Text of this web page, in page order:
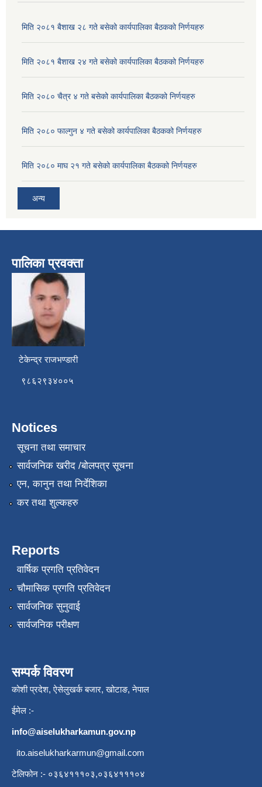
मिति २०८१ बैशाख २८ गते बसेको कार्यपालिका बैठकको निर्णयहरु
मिति २०८१ बैशाख २४ गते बसेको कार्यपालिका बैठकको निर्णयहरु
मिति २०८० चैत्र ४ गते बसेको कार्यपालिका बैठकको निर्णयहरु
मिति २०८० फाल्गुन ४ गते बसेको कार्यपालिका बैठकको निर्णयहरु
मिति २०८० माघ २१ गते बसेको कार्यपालिका बैठकको निर्णयहरु
अन्य
पालिका प्रवक्ता
टेकेन्द्र राजभण्डारी
९८६२९३४००५
Notices
सूचना तथा समाचार
सार्वजनिक खरीद /बोलपत्र सूचना
एन, कानुन तथा निर्देशिका
कर तथा शुल्कहरु
Reports
वार्षिक प्रगति प्रतिवेदन
चौमासिक प्रगति प्रतिवेदन
सार्वजनिक सुनुवाई
सार्वजनिक परीक्षण
सम्पर्क विवरण
कोशी प्रदेश, ऐसेलुखर्क बजार, खोटाङ, नेपाल
ईमेल :-
info@aiselukharkamun.gov.np
ito.aiselukharkarmun@gmail.com
टेलिफोन :- ०३६४१११०३,०३६४१११०४